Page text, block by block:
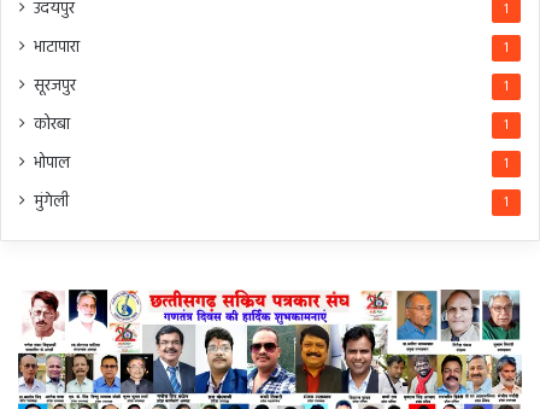
उदयपुर 1
भाटापारा 1
सूरजपुर 1
कोरबा 1
भोपाल 1
मुंगेली 1